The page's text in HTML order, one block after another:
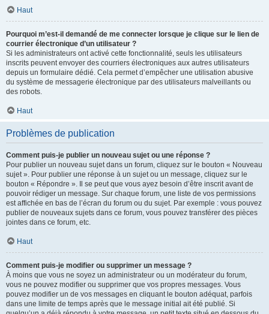
Haut
Pourquoi m’est-il demandé de me connecter lorsque je clique sur le lien de
courrier électronique d’un utilisateur ?
Si les administrateurs ont activé cette fonctionnalité, seuls les utilisateurs
inscrits peuvent envoyer des courriers électroniques aux autres utilisateurs
depuis un formulaire dédié. Cela permet d’empêcher une utilisation abusive
du système de messagerie électronique par des utilisateurs malveillants ou
des robots.
Haut
Problèmes de publication
Comment puis-je publier un nouveau sujet ou une réponse ?
Pour publier un nouveau sujet dans un forum, cliquez sur le bouton « Nouveau
sujet ». Pour publier une réponse à un sujet ou un message, cliquez sur le
bouton « Répondre ». Il se peut que vous ayez besoin d’être inscrit avant de
pouvoir rédiger un message. Sur chaque forum, une liste de vos permissions
est affichée en bas de l’écran du forum ou du sujet. Par exemple : vous pouvez
publier de nouveaux sujets dans ce forum, vous pouvez transférer des pièces
jointes dans ce forum, etc.
Haut
Comment puis-je modifier ou supprimer un message ?
À moins que vous ne soyez un administrateur ou un modérateur du forum,
vous ne pouvez modifier ou supprimer que vos propres messages. Vous
pouvez modifier un de vos messages en cliquant le bouton adéquat, parfois
dans une limite de temps après que le message initial ait été publié. Si